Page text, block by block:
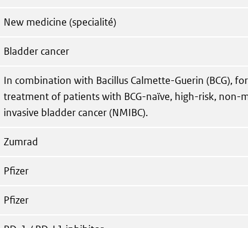
New medicine (specialité)
Bladder cancer
In combination with Bacillus Calmette-Guerin (BCG),
treatment of patients with BCG-naïve, high-risk, non-
invasive bladder cancer (NMIBC).
Zumrad
Pfizer
Pfizer